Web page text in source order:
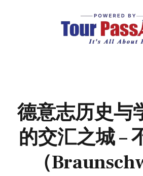
德意志历史与
的交汇之城 –
（